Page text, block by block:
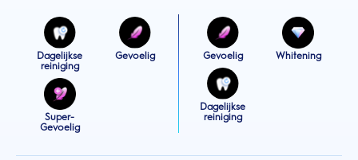
Dagelijkse
reiniging
Gevoelig
Super-
Gevoelig
Gevoelig Whitening
Dagelijkse
reiniging